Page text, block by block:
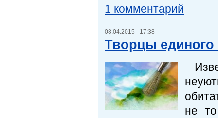
1 комментарий
08.04.2015 - 17:38
Творцы
не